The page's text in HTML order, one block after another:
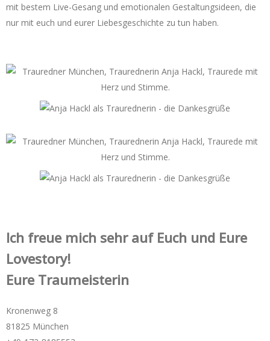
mit bestem Live-Gesang und emotionalen Gestaltungsideen, die
nur mit euch und eurer Liebesgeschichte zu tun haben.
Ich freue mich sehr auf Euch und Eure
Lovestory!
Eure Traumeisterin
Kronenweg 8
81825 München